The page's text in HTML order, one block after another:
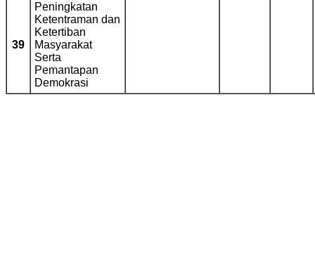
39
Peningkatan
Ketentraman dan
Ketertiban
Masyarakat
Serta
Pemantapan
Demokrasi